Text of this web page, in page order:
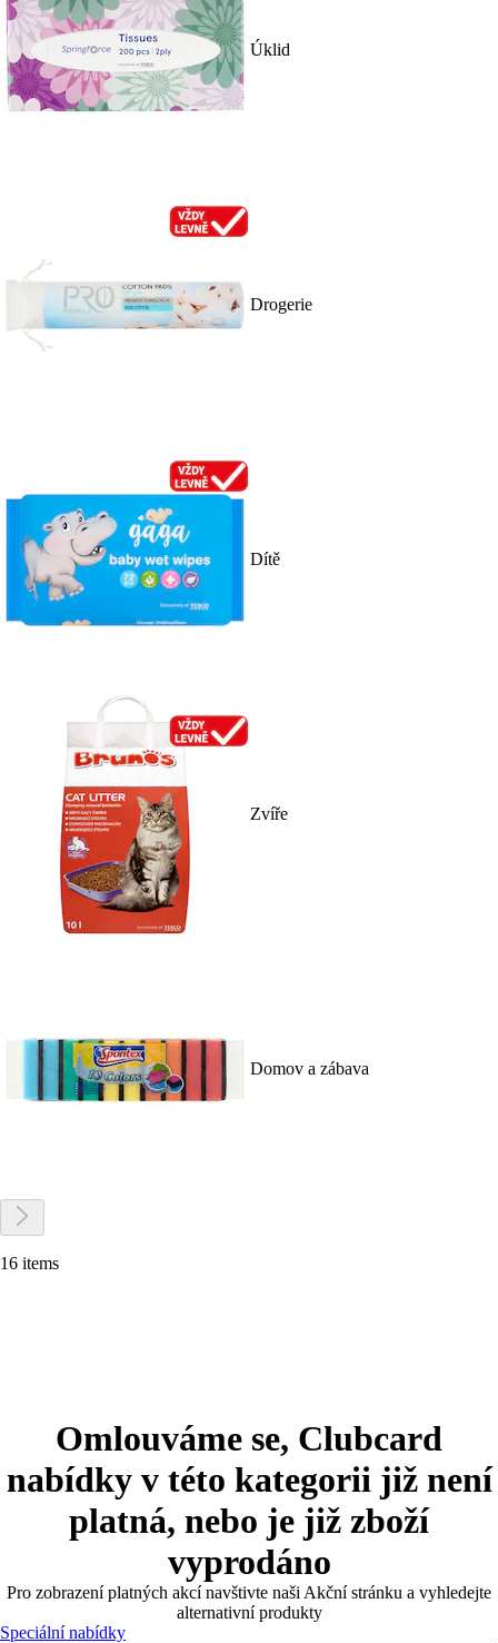
Úklid
Drogerie
Dítě
Zvíře
Domov a zábava
16 items
Omlouváme se, Clubcard
nabídky v této kategorii již není
platná, nebo je již zboží
vyprodáno
Pro zobrazení platných akcí navštivte naši Akční stránku a vyhledejte
alternativní produkty
Speciální nabídky